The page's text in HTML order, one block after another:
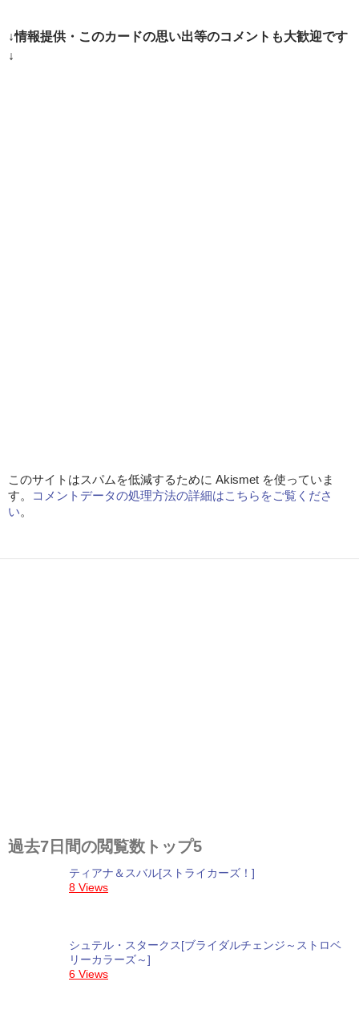
ー
シ
↓情報提供・このカードの思い出等のコメントも大歓迎です
↓
このサイトはスパムを低減するために Akismet を使っていま
す。
コメントデータの処理方法の詳細はこちらをご覧くださ
い。
過去7日間の閲覧数トップ5
ティアナ＆スバル[ストライカーズ！]
8 Views
シュテル・スタークス[ブライダルチェンジ～ストロベ
リーカラーズ～]
6 Views